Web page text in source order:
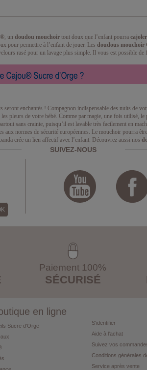
, un doudou mouchoir tout doux que l’enfant pourra cajoler
pour permettre à l’enfant de jouer. Les doudous
rasé pour un lavage plus simple. Il vous est possible de
enchantés ! Compagnon indispensable des nuits de
pleurs de votre bébé. Comme par magie, une fois utilisé,
sans crainte, puisqu’il est lavable très facilement en
normes de sécurité européennes. Le mouchoir pourra
crée un lien affectif avec l’enfant. Découvrez aussi nos
SUIVEZ-NOUS
Paiement 100%
SÉCURISÉ
en ligne
Sucre d'Orge
S'identifier
Aide à l'achat
Suivez vos
Conditions générales
Service après vente